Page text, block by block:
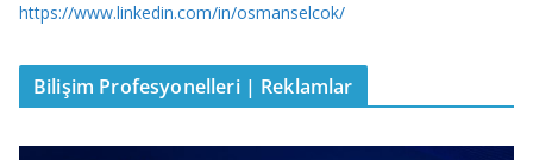
https://www.linkedin.com/in/osmanselcok/
Bilişim Profesyonelleri | Reklamlar